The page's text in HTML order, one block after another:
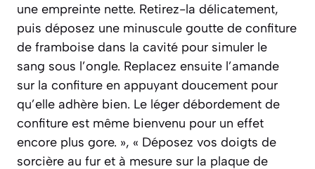
une empreinte nette. Retirez-la délicatement,
puis déposez une minuscule goutte de confiture
de framboise dans la cavité pour simuler le
sang sous l’ongle. Replacez ensuite l’amande
sur la confiture en appuyant doucement pour
qu’elle adhère bien. Le léger débordement de
confiture est même bienvenu pour un effet
encore plus gore. », « Déposez vos doigts de
sorcière au fur et à mesure sur la plaque de